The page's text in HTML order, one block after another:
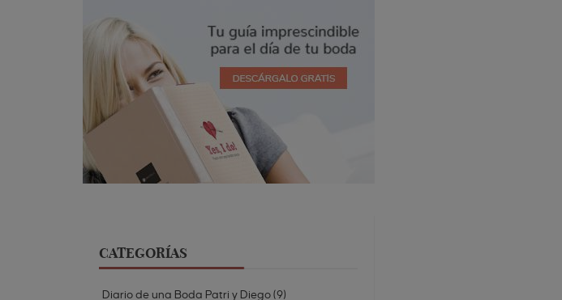
CATEGORÍAS
Diario de una Boda Patri y Diego(9)